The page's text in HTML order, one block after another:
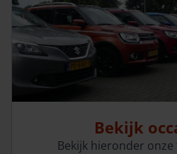
Bekijk
Bekijk hieronder